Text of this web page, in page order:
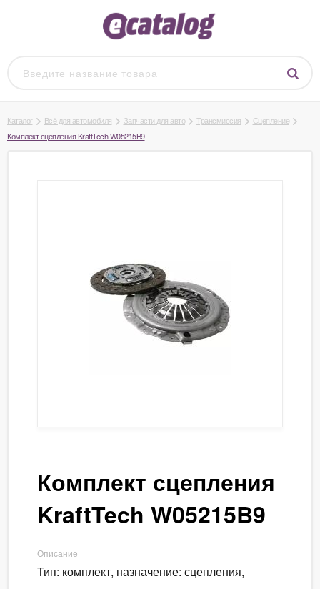
Каталог Всё для автомобиля Запчасти для авто Трансмиссия
Сцепление
Комплект сцепления KraftTech W05215B9
Комплект сцепления
KraftTech W05215B9
Описание
Тип: комплект, назначение: сцепления,